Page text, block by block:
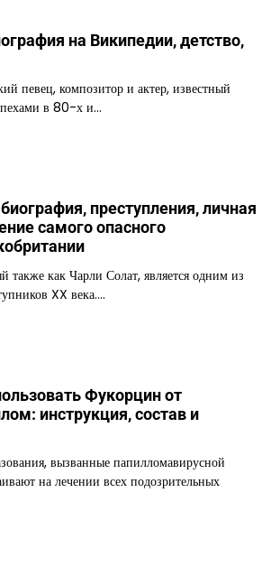
на Википедии, детство,
певец, композитор и актер, известный
в 80-х и…
преступления, личная
самого опасного
также как Чарли Солат, является одним из
XX века.…
Фукорцин от
инструкция, состав и
вызванные папилломавирусной
на лечении всех подозрительных